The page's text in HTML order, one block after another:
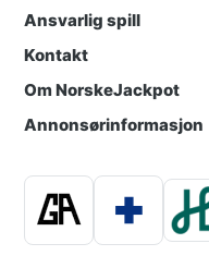
Ansvarlig spill
Kontakt
Om NorskeJackpot
Annonsørinformasjon